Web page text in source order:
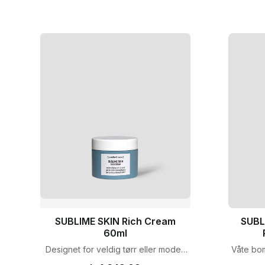
SUBLIME SKIN Rich Cream
60ml
Designet for veldig tørr eller moden
Våte